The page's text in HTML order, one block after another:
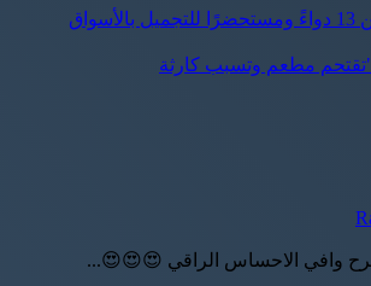
مطعم وتسبب كارثة
وافي الاحساس الراقي 😍😍😍...